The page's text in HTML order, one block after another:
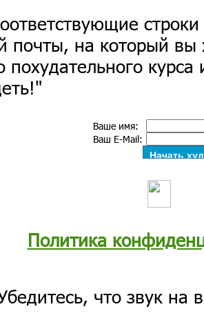
почты, на который вы
похудательного
Ваше имя:
Ваш E-Mail:
Политика
что звук на